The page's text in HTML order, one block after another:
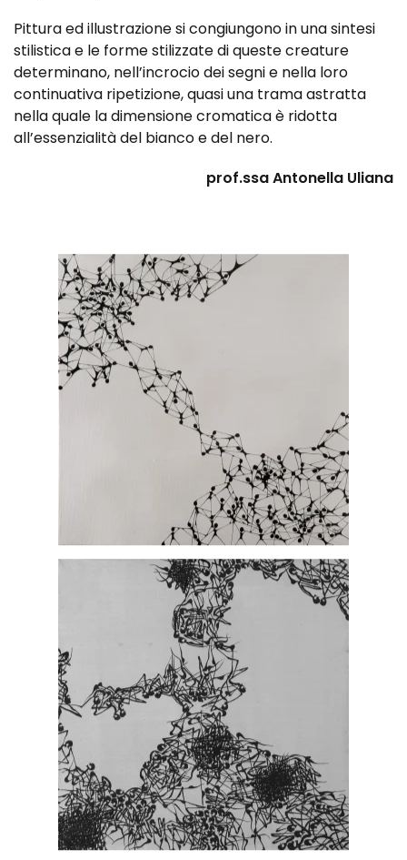
Pittura ed illustrazione si congiungono in una sintesi
stilistica e le forme stilizzate di queste creature
determinano, nell’incrocio dei segni e nella loro
continuativa ripetizione, quasi una trama astratta
nella quale la dimensione cromatica è ridotta
all’essenzialità del bianco e del nero.
prof.ssa Antonella Uliana